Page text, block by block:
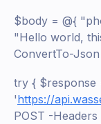
$body = @{
"Hello world,
ConvertTo-Json
try { $response
'https://
POST -